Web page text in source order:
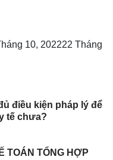
10, 202222 Tháng
điều kiện pháp lý để
tế chưa?
TOÁN TỔNG HỢP